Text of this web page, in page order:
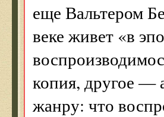
еще Вальтером
веке живет «в
копия, другое —
жанру: что